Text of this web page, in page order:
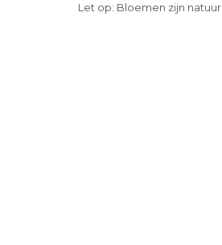
Let op: Bloemen zijn